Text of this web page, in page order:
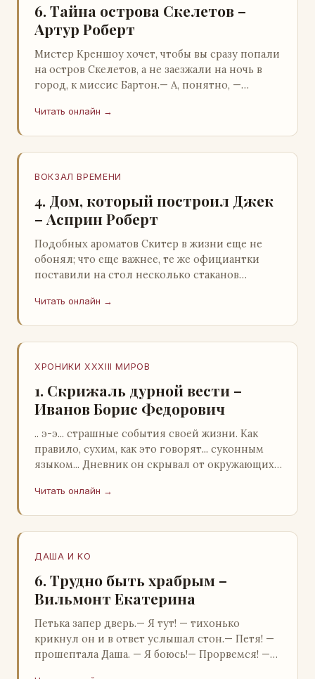
6. Тайна острова Скелетов –
Артур Роберт
Мистер Креншоу хочет, чтобы вы сразу попали
на остров Скелетов, а не заезжали на ночь в
город, к миссис Бартон.— А, понятно, —
«кризис»…
Читать онлайн →
ВОКЗАЛ ВРЕМЕНИ
4. Дом, который построил Джек
– Асприн Роберт
Подобных ароматов Скитер в жизни еще не
обонял; что еще важнее, те же официантки
поставили на стол несколько стаканов
Скитер опрокин…
Читать онлайн →
ХРОНИКИ XXXIII МИРОВ
1. Скрижаль дурной вести –
Иванов Борис Федорович
.. э-э... страшные события своей жизни. Как
правило, сухим, как это говорят... суконным
языком... Дневник он скрывал от окружающих.
Читать онлайн →
ДАША И KO
6. Трудно быть храбрым –
Вильмонт Екатерина
Петька запер дверь.— Я тут! — тихонько
крикнул он и в ответ услышал стон.— Петя! —
прошептала Даша. — Я боюсь!— Прорвемся! —